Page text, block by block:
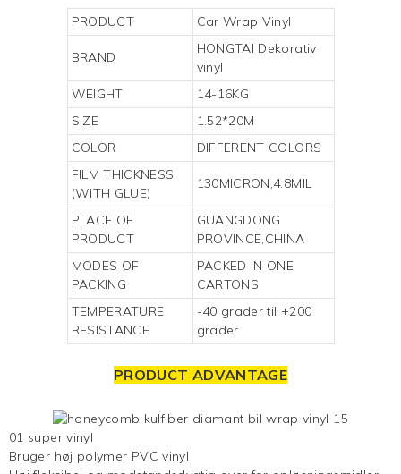
PRODUCT Car Wrap Vinyl
BRAND
HONGTAI Dekorativ
vinyl
WEIGHT
14-16KG
SIZE
1.52*20M
COLOR
DIFFERENT COLORS
FILM THICKNESS
(WITH GLUE)
130MICRON,4.8MIL
PLACE OF
PRODUCT
GUANGDONG
PROVINCE,CHINA
MODES OF
PACKING
PACKED IN ONE
CARTONS
TEMPERATURE
RESISTANCE
-40 grader til +200
grader
PRODUCT ADVANTAGE
01 super vinyl
Bruger høj polymer PVC vinyl